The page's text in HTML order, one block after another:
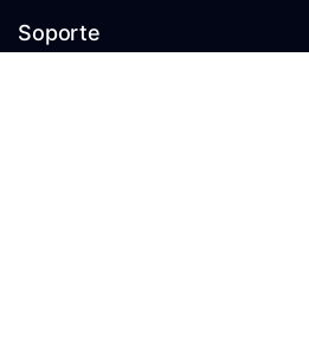
Soporte